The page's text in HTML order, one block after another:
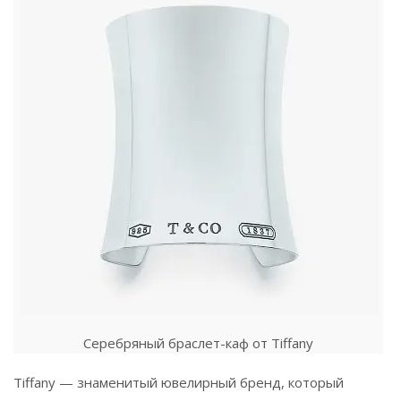
Серебряный браслет-каф от Tiffany
Tiffany — знаменитый ювелирный бренд, который